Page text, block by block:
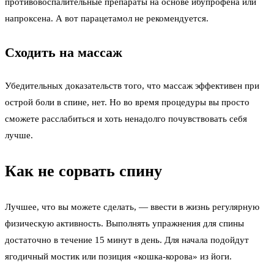
противовоспалительные препараты на основе ибупрофена или
напроксена. А вот парацетамол не рекомендуется.
Сходить на массаж
Убедительных доказательств того, что массаж эффективен при
острой боли в спине, нет. Но во время процедуры вы просто
сможете расслабиться и хоть ненадолго почувствовать себя
лучше.
Как не сорвать спину
Лучшее, что вы можете сделать, — ввести в жизнь регулярную
физическую активность. Выполнять упражнения для спины
достаточно в течение 15 минут в день. Для начала подойдут
ягодичный мостик или позиция «кошка-корова» из йоги.